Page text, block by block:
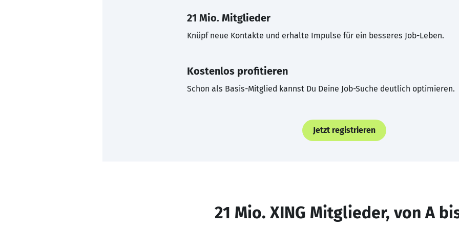
21 Mio. Mitglieder
Knüpf neue Kontakte und erhalte Impulse für ein besseres Job-Leben.
Kostenlos profitieren
Schon als Basis-Mitglied kannst Du Deine Job-Suche deutlich optimieren.
Jetzt registrieren
21 Mio. XING Mitglieder, von A